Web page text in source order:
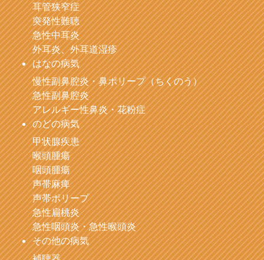
耳管狭窄症
突発性難聴
急性中耳炎
外耳炎、外耳道湿疹
はなの病気
慢性副鼻腔炎・鼻ポリープ（ちくのう）
急性副鼻腔炎
アレルギー性鼻炎・花粉症
のどの病気
甲状腺疾患
喉頭腫瘍
咽頭腫瘍
声帯麻痺
声帯ポリープ
急性扁桃炎
急性咽頭炎・急性喉頭炎
その他の病気